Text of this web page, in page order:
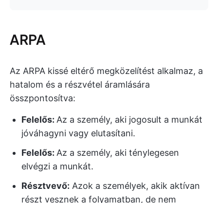
ARPA
Az ARPA kissé eltérő megközelítést alkalmaz, a
hatalom és a részvétel áramlására
összpontosítva:
Felelős: Az a személy, aki jogosult a munkát
jóváhagyni vagy elutasítani.
Felelős: Az a személy, aki ténylegesen
elvégzi a munkát.
Résztvevő: Azok a személyek, akik aktívan
részt vesznek a folyamatban, de nem